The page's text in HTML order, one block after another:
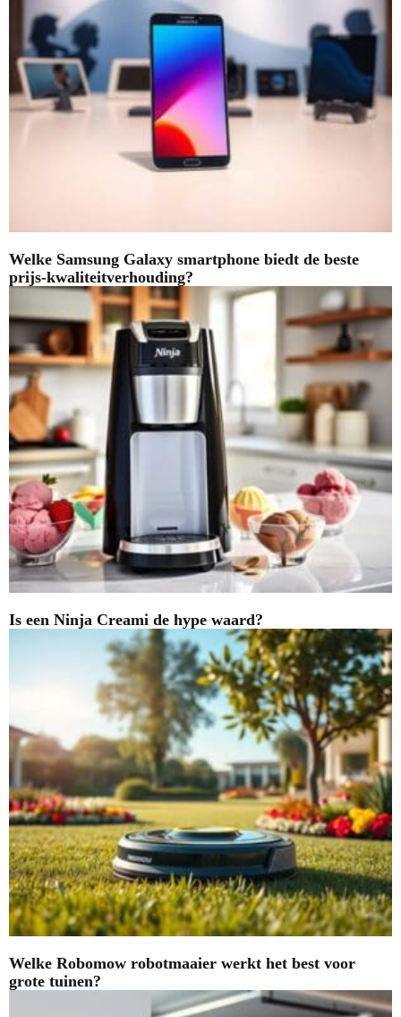
Welke Samsung Galaxy smartphone biedt de beste
prijs-kwaliteitverhouding?
Is een Ninja Creami de hype waard?
Welke Robomow robotmaaier werkt het best voor
grote tuinen?